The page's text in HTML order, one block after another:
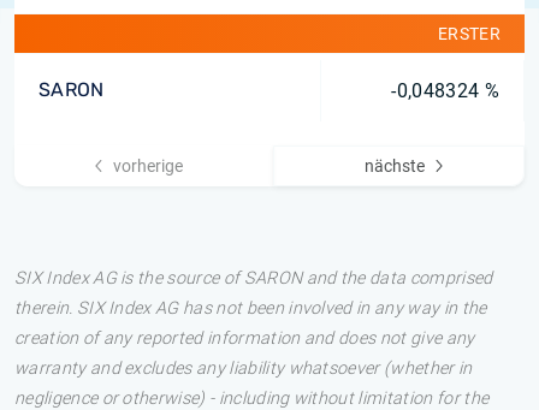
ERSTER
SARON -0,048324 %
vorherige nächste
SIX Index AG is the source of SARON and the data comprised
therein. SIX Index AG has not been involved in any way in the
creation of any reported information and does not give any
warranty and excludes any liability whatsoever (whether in
negligence or otherwise) - including without limitation for the